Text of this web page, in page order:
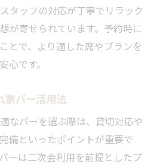
タッフの対応が丁寧でリラック
が寄せられています。予約時に
とで、より適した席やプランを
心です。
家バー活用法
なバーを選ぶ際は、貸切対応や
備といったポイントが重要で
ーは二次会利用を前提としたプ